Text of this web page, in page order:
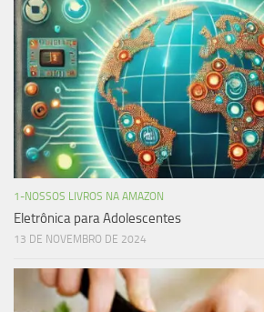
1-NOSSOS LIVROS NA AMAZON
Eletrônica para Adolescentes
13 DE NOVEMBRO DE 2024